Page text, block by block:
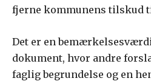
fjerne kommunens tilskud
Det er en
dokument, hvor andre
faglig begrundelse og en